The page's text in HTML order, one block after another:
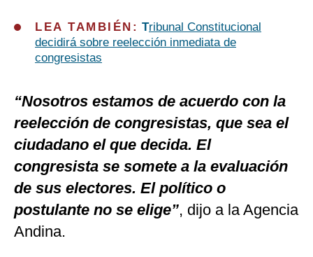
LEA TAMBIÉN: Tribunal Constitucional
decidirá sobre reelección inmediata de
congresistas
“Nosotros estamos de acuerdo con la
reelección de congresistas, que sea el
ciudadano el que decida. El
congresista se somete a la evaluación
de sus electores. El político o
postulante no se elige”, dijo a la Agencia
Andina.